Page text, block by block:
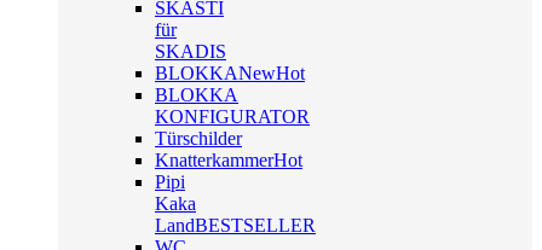
SKASTI
für
SKADIS
BLOKKANewHot
BLOKKA
KONFIGURATOR
Türschilder
KnatterkammerHot
Pipi
Kaka
LandBESTSELLER